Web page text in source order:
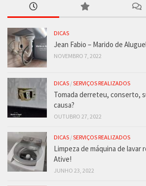
DICAS
Jean Fabio – Marido de
NOVEMBRO 7, 2022
DICAS /SERVIÇOS REALIZADOS
Tomada derreteu, conserto,
causa?
OUTUBRO 27, 2022
DICAS /SERVIÇOS REALIZADOS
Limpeza de máquina de lavar
Ative!
JUNHO 23, 2022